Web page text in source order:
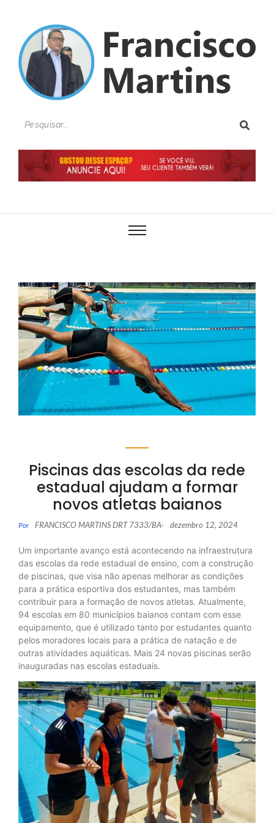
Piscinas das escolas da rede
estadual ajudam a formar
novos atletas baianos
Por FRANCISCO MARTINS DRT 7333/BA- dezembro 12, 2024
Um importante avanço está acontecendo na infraestrutura
das escolas da rede estadual de ensino, com a construção
de piscinas, que visa não apenas melhorar as condições
para a prática esportiva dos estudantes, mas também
contribuir para a formação de novos atletas. Atualmente,
94 escolas em 80 municípios baianos contam com esse
equipamento, que é utilizado tanto por estudantes quanto
pelos moradores locais para a prática de natação e de
outras atividades aquáticas. Mais 24 novas piscinas serão
inauguradas nas escolas estaduais.